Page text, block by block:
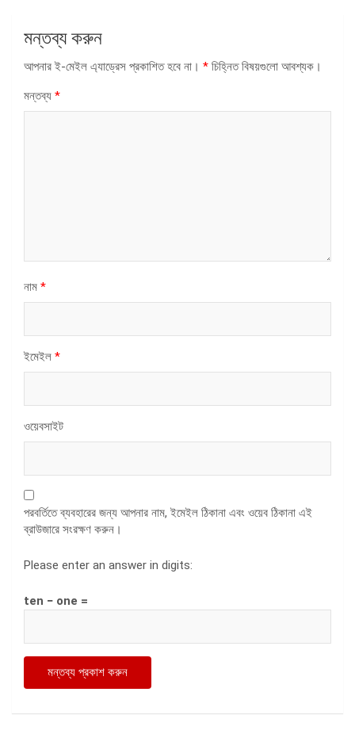
মন্তব্য করুন
আপনার ই-মেইল এ্যাড্রেস প্রকাশিত হবে না। * চিহ্নিত বিষয়গুলো আবশ্যক।
মন্তব্য *
নাম *
ইমেইল *
ওয়েবসাইট
পরবর্তিতে ব্যবহারের জন্য আপনার নাম, ইমেইল ঠিকানা এবং ওয়েব ঠিকানা এই
ব্রাউজারে সংরক্ষণ করুন।
Please enter an answer in digits:
ten − one =